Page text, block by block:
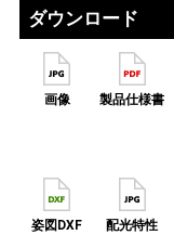
ダウンロード
画像 製品仕様書
姿図DXF 配光特性